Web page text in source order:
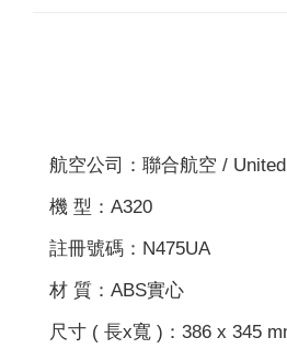
航空公司：聯合航空 /
機 型：A320
註冊號碼：N475UA
材 質：ABS實心
尺寸 ( 長x寬 )：386 x 345